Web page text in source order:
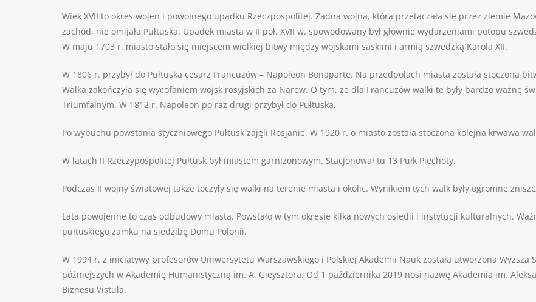
Wiek XVII to okres wojen i powolnego upadku Rzeczpospolitej. Żadna wojna, która przetaczała się przez ziemie
zachód, nie omijała Pułtuska. Upadek miasta w II poł. XVII w. spowodowany był głównie wydarzeniami potopu
W maju 1703 r. miasto stało się miejscem wielkiej bitwy między wojskami saskimi i armią szwedzką Karola XII.
W 1806 r. przybył do Pułtuska cesarz Francuzów – Napoleon Bonaparte. Na przedpolach miasta została stoczona
Walka zakończyła się wycofaniem wojsk rosyjskich za Narew. O tym, że dla Francuzów walki te były bardzo ważne
Triumfalnym. W 1812 r. Napoleon po raz drugi przybył do Pułtuska.
Po wybuchu powstania styczniowego Pułtusk zajęli Rosjanie. W 1920 r. o miasto została stoczona kolejna krwawa
W latach II Rzeczypospolitej Pułtusk był miastem garnizonowym. Stacjonował tu 13 Pułk Piechoty.
Podczas II wojny światowej także toczyły się walki na terenie miasta i okolic. Wynikiem tych walk były ogromne
Lata powojenne to czas odbudowy miasta. Powstało w tym okresie kilka nowych osiedli i instytucji kulturalnych.
pułtuskiego zamku na siedzibę Domu Polonii.
W 1994 r. z inicjatywy profesorów Uniwersytetu Warszawskiego i Polskiej Akademii Nauk została utworzona Wyższa
późniejszych w Akademię Humanistyczną im. A. Gieysztora. Od 1 października 2019 nosi nazwę Akademia im.
Biznesu Vistula.